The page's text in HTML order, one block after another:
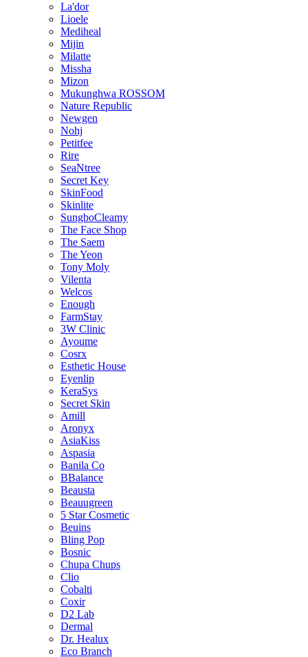
La'dor
Lioele
Mediheal
Mijin
Milatte
Missha
Mizon
Mukunghwa ROSSOM
Nature Republic
Newgen
Nohj
Petitfee
Rire
SeaNtree
Secret Key
SkinFood
Skinlite
SungboCleamy
The Face Shop
The Saem
The Yeon
Tony Moly
Vilenta
Welcos
Enough
FarmStay
3W Clinic
Ayoume
Cosrx
Esthetic House
Eyenlip
KeraSys
Secret Skin
Amill
Aronyx
AsiaKiss
Aspasia
Banila Co
BBalance
Beausta
Beauugreen
5 Star Cosmetic
Beuins
Bling Pop
Bosnic
Chupa Chups
Clio
Cobalti
Coxir
D2 Lab
Dermal
Dr. Healux
Eco Branch